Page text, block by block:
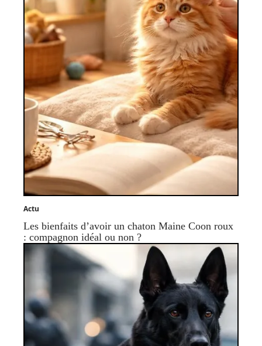
Actu
Les bienfaits d’avoir un chaton Maine Coon roux
: compagnon idéal ou non ?